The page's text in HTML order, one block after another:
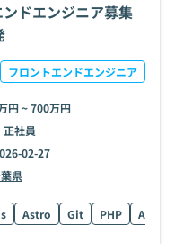
ドエンジニア募集
フロントエンドエンジニア
円 ~ 700万円
正社員
02-27
県
Astro Git PHP AWS